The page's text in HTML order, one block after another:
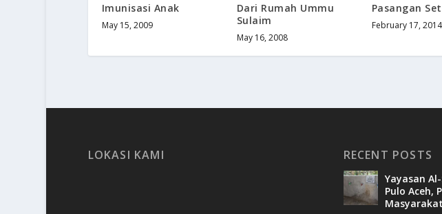
Imunisasi Anak
May 15, 2009
Dari Rumah Ummu
Sulaim
May 16, 2008
Pasangan
February 17, 2014
LOKASI KAMI RECENT POSTS
Yayasan
Pulo Aceh,
Masyarakat